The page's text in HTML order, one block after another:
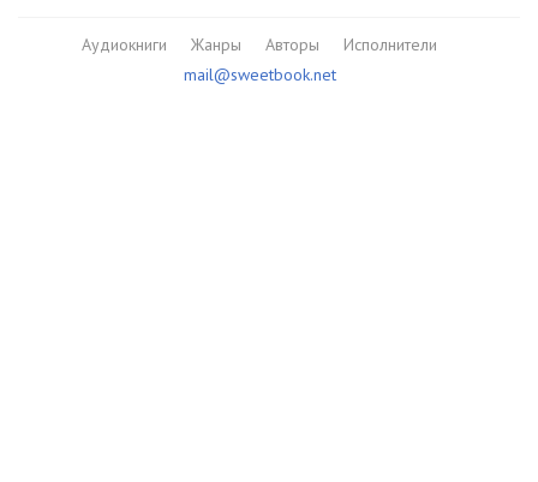
Аудиокниги Жанры Авторы
Исполнители
mail@sweetbook.net